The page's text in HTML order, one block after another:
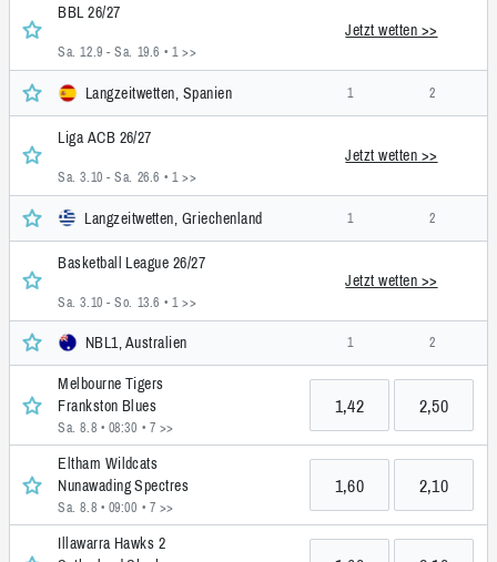
BBL 26/27
Sa. 12.9 - Sa. 19.6 • 1 >>
Jetzt wetten >>
Langzeitwetten, Spanien 1 2
Liga ACB 26/27
Sa. 3.10 - Sa. 26.6 • 1 >>
Jetzt wetten >>
Langzeitwetten, Griechenland 1 2
Basketball League 26/27
Sa. 3.10 - So. 13.6 • 1 >>
Jetzt wetten >>
NBL1, Australien 1 2
Melbourne Tigers
Frankston Blues
Sa. 8.8 • 08:30 • 7 >>
1,42 2,50
Eltham Wildcats
Nunawading Spectres
Sa. 8.8 • 09:00 • 7 >>
1,60 2,10
Illawarra Hawks 2